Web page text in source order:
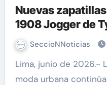
Nuevas
1908 Jogger de
SeccioNNoticias
Lima, junio de 2026.- Las tendencias de la
moda urbana